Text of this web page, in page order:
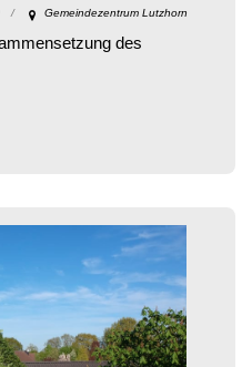
Gemeindezentrum Lutzhorn
des